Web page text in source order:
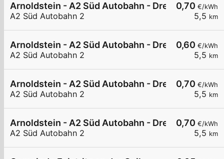
0,70 €/kWh
5,5 km
Arnoldstein - A2 Süd Autobahn - Dreiländereck
A2 Süd Autobahn 2
0,60 €/kWh
5,5 km
Arnoldstein - A2 Süd Autobahn - Dreiländereck
A2 Süd Autobahn 2
0,70 €/kWh
5,5 km
Arnoldstein - A2 Süd Autobahn - Dreiländereck
A2 Süd Autobahn 2
0,70 €/kWh
5,5 km
Arnoldstein - A2 Süd Autobahn - Dreiländereck
A2 Süd Autobahn 2